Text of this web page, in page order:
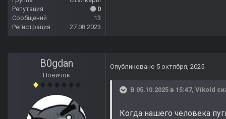
Репутация
0
Сообщений
13
Регистрация
27.08.2023
B0gdan
Новичок
Опубликовано 5 октября, 2025
В 05.10.2025 в 15:47, Vikold
Когда нашего человека